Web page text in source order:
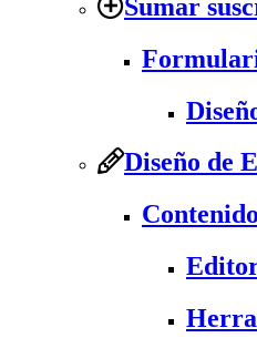
Sumar
Diseño de
Contenido